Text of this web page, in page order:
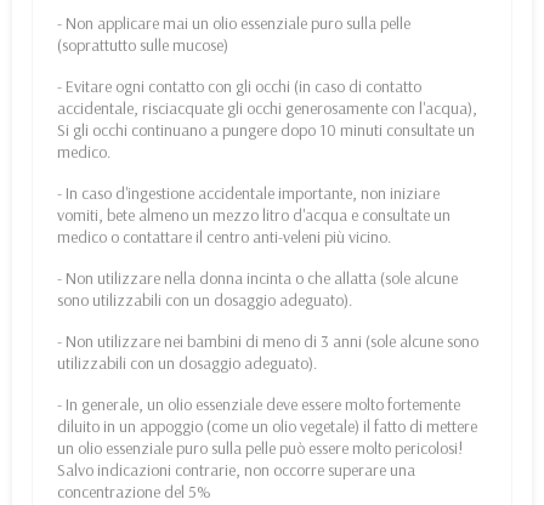
- Non applicare mai un olio essenziale puro sulla pelle
(soprattutto sulle mucose)
- Evitare ogni contatto con gli occhi (in caso di contatto
accidentale, risciacquate gli occhi generosamente con l'acqua),
Si gli occhi continuano a pungere dopo 10 minuti consultate un
medico.
- In caso d'ingestione accidentale importante, non iniziare
vomiti, bete almeno un mezzo litro d'acqua e consultate un
medico o contattare il centro anti-veleni più vicino.
- Non utilizzare nella donna incinta o che allatta (sole alcune
sono utilizzabili con un dosaggio adeguato).
- Non utilizzare nei bambini di meno di 3 anni (sole alcune sono
utilizzabili con un dosaggio adeguato).
- In generale, un olio essenziale deve essere molto fortemente
diluito in un appoggio (come un olio vegetale) il fatto di mettere
un olio essenziale puro sulla pelle può essere molto pericolosi!
Salvo indicazioni contrarie, non occorre superare una
concentrazione del 5%